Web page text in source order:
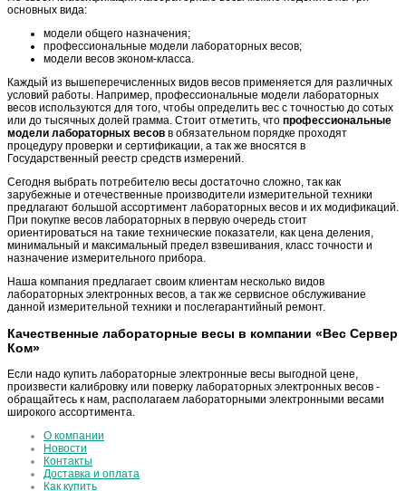
основных вида:
модели общего назначения;
профессиональные модели лабораторных весов;
модели весов эконом-класса.
Каждый из вышеперечисленных видов весов применяется для различных
условий работы. Например, профессиональные модели лабораторных
весов используются для того, чтобы определить вес с точностью до сотых
или до тысячных долей грамма. Стоит отметить, что профессиональные
модели лабораторных весов в обязательном порядке проходят
процедуру проверки и сертификации, а так же вносятся в
Государственный реестр средств измерений.
Сегодня выбрать потребителю весы достаточно сложно, так как
зарубежные и отечественные производители измерительной техники
предлагают большой ассортимент лабораторных весов и их модификаций.
При покупке весов лабораторных в первую очередь стоит
ориентироваться на такие технические показатели, как цена деления,
минимальный и максимальный предел взвешивания, класс точности и
назначение измерительного прибора.
Наша компания предлагает своим клиентам несколько видов
лабораторных электронных весов, а так же сервисное обслуживание
данной измерительной техники и послегарантийный ремонт.
Качественные лабораторные весы в компании «Вес Сервер
Ком»
Если надо купить лабораторные электронные весы выгодной цене,
произвести калибровку или поверку лабораторных электронных весов -
обращайтесь к нам, располагаем лабораторными электронными весами
широкого ассортимента.
О компании
Новости
Контакты
Доставка и оплата
Как купить